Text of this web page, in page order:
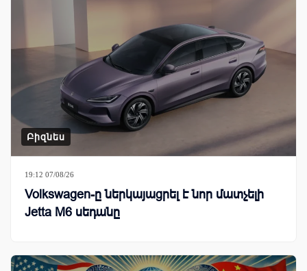
Բիզնես
19:12 07/08/26
Volkswagen-ը ներկայացրել է նոր մատչելի
Jetta M6 սեդանը